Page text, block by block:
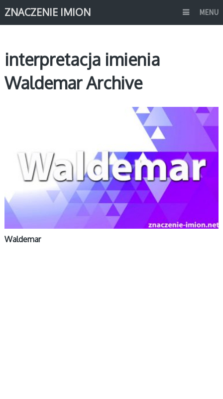
ZNACZENIE IMION MENU
interpretacja imienia
Waldemar Archive
Waldemar